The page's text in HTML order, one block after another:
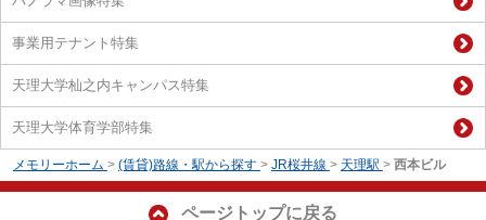
事業用テナント特集
天理大学杣之内キャンパス特集
天理大学体育学部特集
メモリーホーム > (賃貸)路線・駅から探す > JR桜井線 > 天理駅 > 西本ビル
ページトップに戻る